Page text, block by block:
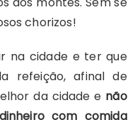
chorizos!
na cidade e ter que
refeição, afinal de
da cidade e não
com comida